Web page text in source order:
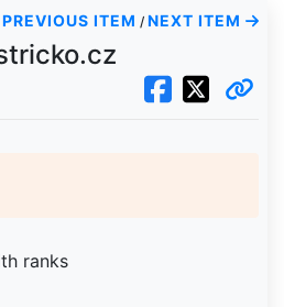
ITEM / NEXT ITEM
ranks